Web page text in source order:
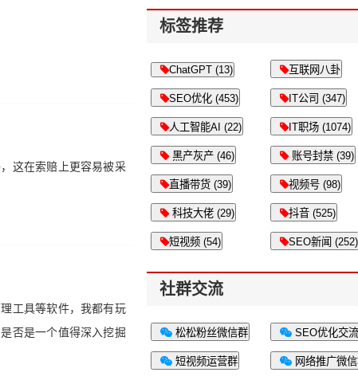
这在索赔上更容易被采
工具等软件，我都有玩
否是一个值得深入挖掘
标签推荐
ChatGPT (13) 互联网八卦
SEO优化 (453) IT公司 (347)
人工智能AI (22) IT职场 (1074)
黑产灰产 (46) 账号封禁 (39)
直播带货 (39) 视频号 (98)
科技大佬 (29) 抖音 (525)
短视频 (54) SEO新闻 (252)
社群交流
松松粉丝微信群 SEO优化交
短视频运营群 网络推广微